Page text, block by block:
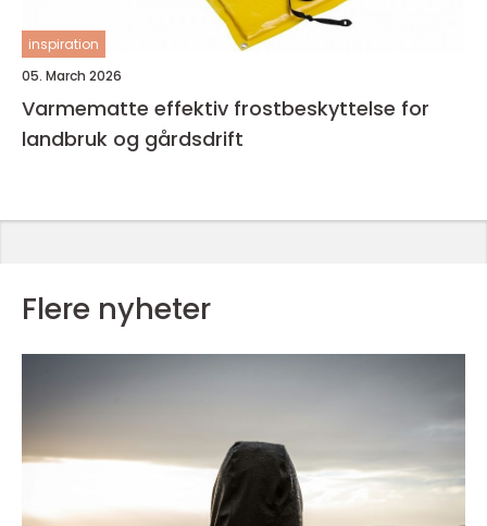
inspiration
05. March 2026
Varmematte effektiv frostbeskyttelse for
landbruk og gårdsdrift
Flere nyheter